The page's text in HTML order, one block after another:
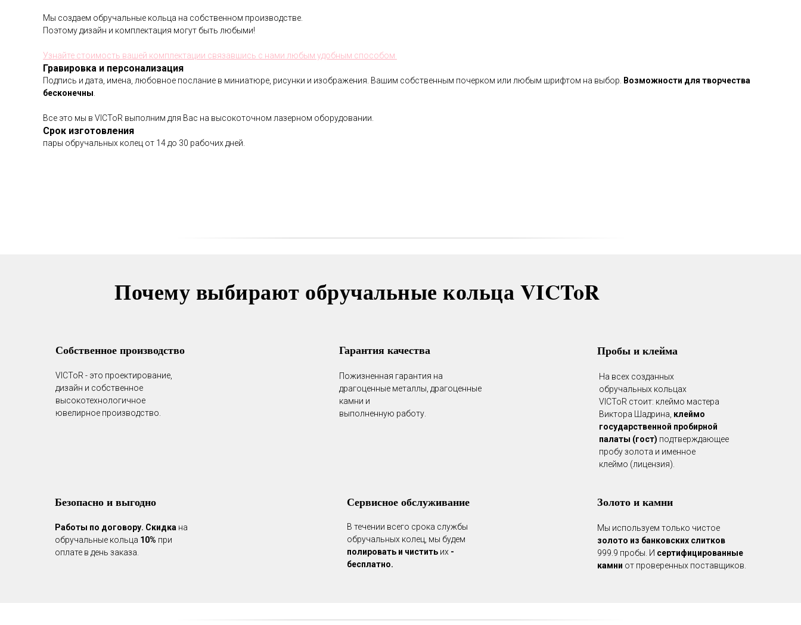
Мы создаем обручальные кольца на собственном производстве.
Поэтому дизайн и комплектация могут быть любыми!
Узнайте стоимость вашей комплектации связавшись с нами любым удобным способом
Гравировка и персонализация
Подпись и дата, имена, любовное послание в миниатюре, рисунки и изображения. Вашим собственным почерком или любым шрифтом на выбор. Возможности для творчества
бесконечны.
Все это мы в VICToR выполним для Вас на высокоточном лазерном оборудовании.
Срок изготовления
пары обручальных колец от 14 до 30 рабочих дней.
VICToR - это проектирование,
дизайн и собственное
высокотехнологичное
ювелирное производство.
Работы по договору. Скидка на
обручальные кольца 10% при
оплате в день заказа.
Мы используем только чистое
золото из банковских слитков
999.9 пробы. И сертифицированные
камни от проверенных поставщиков.
Собственное производство
Безопасно и выгодно Золото и камни
Гарантия качества
Пожизненная гарантия на
драгоценные металлы, драгоценные
камни и
выполненную работу.
Сервисное обслуживание
В течении всего срока службы
обручальных колец, мы будем
полировать и чистить их -
бесплатно.
Пробы и клейма
На всех созданных
обручальных кольцах
VICToR стоит: клеймо мастера
Виктора Шадрина, клеймо
государственной пробирной
палаты (гост) подтверждающее
пробу золота и именное
клеймо (лицензия).
Почему выбирают обручальные кольца VICToR
В течении всего срока службы